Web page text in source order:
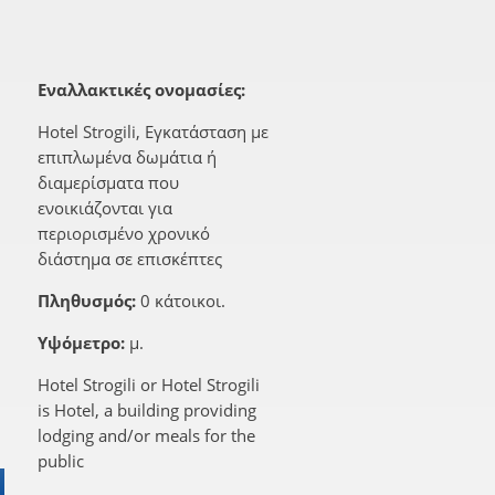
Εναλλακτικές ονομασίες:
Hotel Strogili, Εγκατάσταση με
επιπλωμένα δωμάτια ή
διαμερίσματα που
ενοικιάζονται για
περιορισμένο χρονικό
διάστημα σε επισκέπτες
Πληθυσμός: 0 κάτοικοι.
Υψόμετρο: μ.
Hotel Strogili or Hotel Strogili
is Hotel, a building providing
lodging and/or meals for the
public